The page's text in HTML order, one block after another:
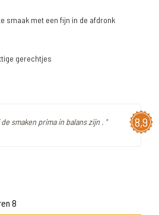
smaak met een fijn in de afdronk
gerechtjes
8,9
smaken prima in balans zijn . "
8